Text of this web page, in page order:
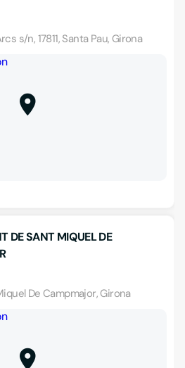
s/n, 17811, Santa Pau, Girona
DE SANT MIQUEL DE
De Campmajor, Girona